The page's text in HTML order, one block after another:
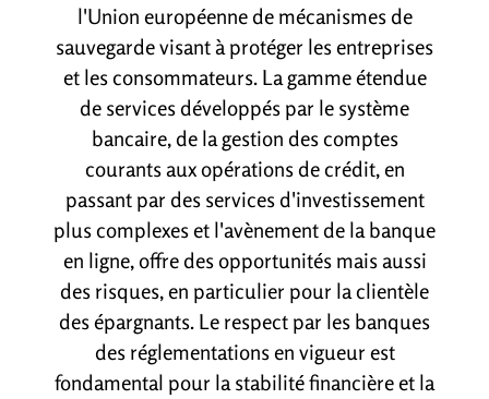
l'Union européenne de mécanismes de
sauvegarde visant à protéger les entreprises
et les consommateurs. La gamme étendue
de services développés par le système
bancaire, de la gestion des comptes
courants aux opérations de crédit, en
passant par des services d'investissement
plus complexes et l'avènement de la banque
en ligne, offre des opportunités mais aussi
des risques, en particulier pour la clientèle
des épargnants. Le respect par les banques
des réglementations en vigueur est
fondamental pour la stabilité financière et la